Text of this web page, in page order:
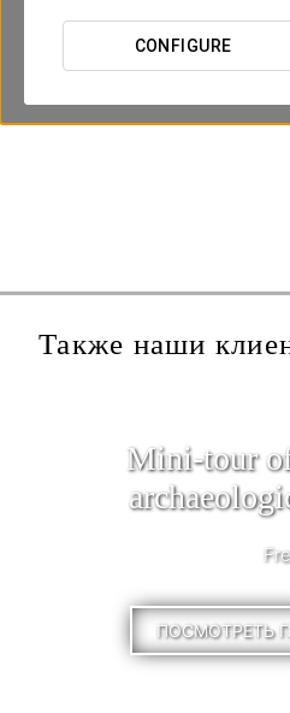
CONFIGURE
Также наши
Mini-tour
ПОСМОТРЕТЬ